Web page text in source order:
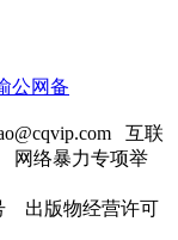
公网备
互联
网络暴力专项举
出版物经营许可